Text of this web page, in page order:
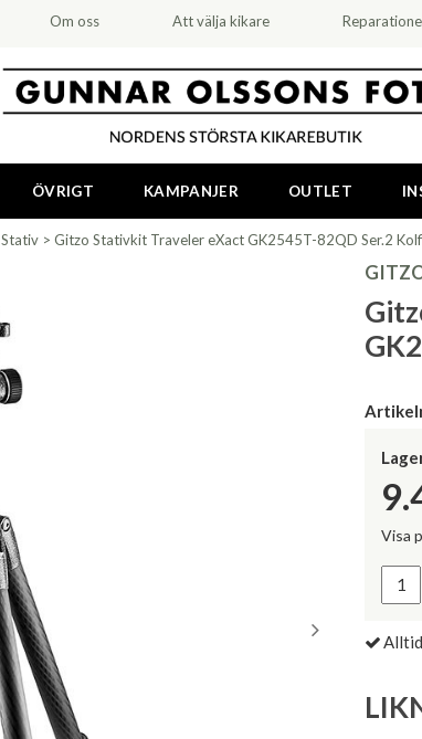
Om oss Att välja kikare
ÖVRIGT KAMPANJER OUTLET
Stativ > Gitzo Stativkit Traveler eXact GK2545T-82QD Ser.2
Visa